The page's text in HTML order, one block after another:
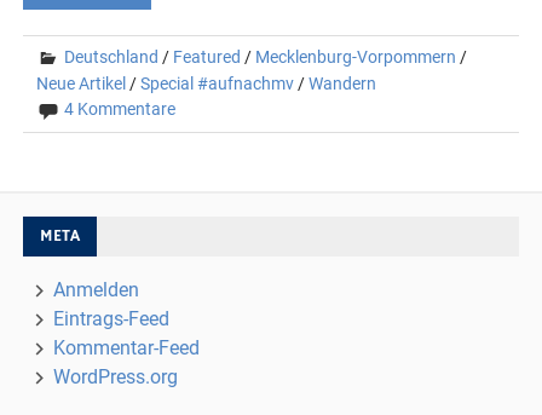
Deutschland / Featured / Mecklenburg-Vorpommern /
Neue Artikel /Special #aufnachmv /Wandern
4 Kommentare
META
Anmelden
Eintrags-Feed
Kommentar-Feed
WordPress.org